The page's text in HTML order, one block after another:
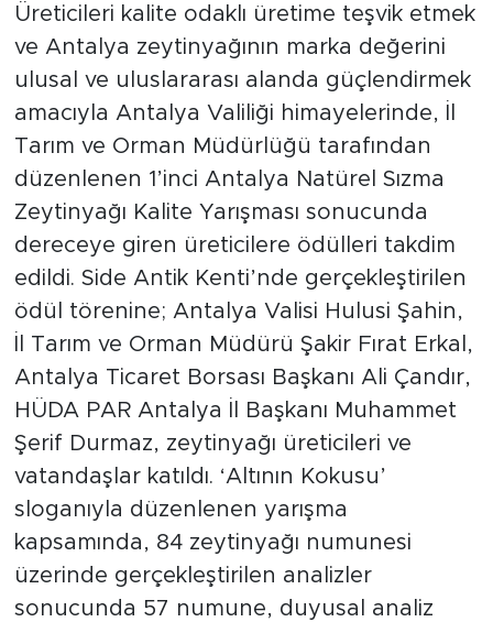
Üreticileri kalite odaklı üretime teşvik etmek
ve Antalya zeytinyağının marka değerini
ulusal ve uluslararası alanda güçlendirmek
amacıyla Antalya Valiliği himayelerinde, İl
Tarım ve Orman Müdürlüğü tarafından
düzenlenen 1’inci Antalya Natürel Sızma
Zeytinyağı Kalite Yarışması sonucunda
dereceye giren üreticilere ödülleri takdim
edildi. Side Antik Kenti’nde gerçekleştirilen
ödül törenine; Antalya Valisi Hulusi Şahin,
İl Tarım ve Orman Müdürü Şakir Fırat Erkal,
Antalya Ticaret Borsası Başkanı Ali Çandır,
HÜDA PAR Antalya İl Başkanı Muhammet
Şerif Durmaz, zeytinyağı üreticileri ve
vatandaşlar katıldı. ‘Altının Kokusu’
sloganıyla düzenlenen yarışma
kapsamında, 84 zeytinyağı numunesi
üzerinde gerçekleştirilen analizler
sonucunda 57 numune, duyusal analiz